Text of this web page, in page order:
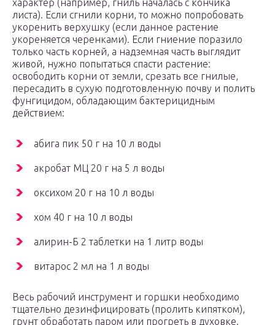
характер (например, гниль началась с кончика
листа). Если сгнили корни, то можно попробовать
укоренить верхушку (если данное растение
укореняется черенками). Если гниение поразило
только часть корней, а надземная часть выглядит
живой, нужно попытаться спасти растение:
освободить корни от земли, срезать все гнилые,
пересадить в сухую подготовленную почву и полить
фунгицидом, обладающим бактерицидным
действием:
абига пик 50 г на 10 л воды
акробат МЦ 20 г на 5 л воды
оксихом 20 г на 10 л воды
хом 40 г на 10 л воды
алирин-Б 2 таблетки на 1 литр воды
витарос 2 мл на 1 л воды
Весь рабочий инструмент и горшки необходимо
тщательно дезинфицировать (пролить кипятком),
грунт обработать паром или прогреть в духовке.